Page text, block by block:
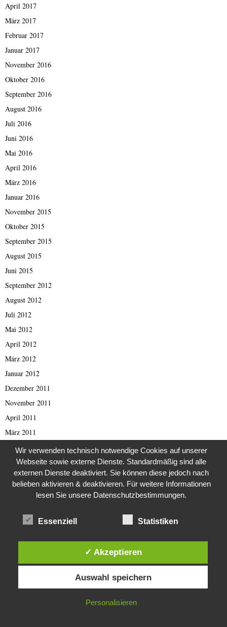
April 2017
März 2017
Februar 2017
Januar 2017
November 2016
Oktober 2016
September 2016
August 2016
Juli 2016
Juni 2016
Mai 2016
April 2016
März 2016
Januar 2016
November 2015
Oktober 2015
September 2015
August 2015
Juni 2015
September 2012
August 2012
Juli 2012
Mai 2012
April 2012
März 2012
Januar 2012
Dezember 2011
November 2011
April 2011
März 2011
Februar 2011
Januar 2011
Oktober 2010
August 2010
Dezember 2009
September 2001
Diese Website verwendet Cookies. Durch die weitere Nutzung dieser
Website stimmst du der Verwendung von Cookies zu.
IN ORDNUNG
Wir verwenden technisch notwendige Cookies auf unserer
Webseite sowie externe Dienste. Standardmäßig sind alle
externen Dienste deaktiviert. Sie können diese jedoch nach
belieben aktivieren & deaktivieren. Für weitere Informationen
lesen Sie unsere Datenschutzbestimmungen.
Essenziell Statistiken
✓ Akzeptieren
Auswahl speichern
Personalisieren